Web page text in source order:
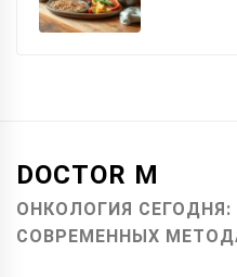
DOCTOR M
ОНКОЛОГИЯ СЕГОДНЯ:
СОВРЕМЕННЫХ